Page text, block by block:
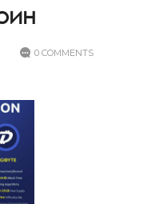
0 COMMENTS